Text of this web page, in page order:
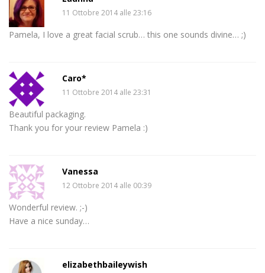
11 Ottobre 2014 alle 23:16
Pamela, I love a great facial scrub… this one sounds divine… ;)
Caro*
11 Ottobre 2014 alle 23:31
Beautiful packaging.
Thank you for your review Pamela :)
Vanessa
12 Ottobre 2014 alle 00:39
Wonderful review. ;-)
Have a nice sunday…
elizabethbaileywish